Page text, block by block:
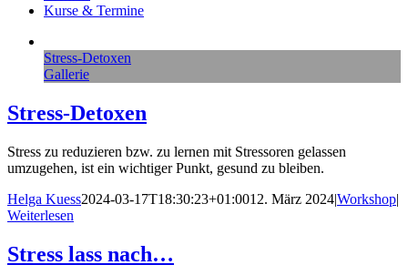
Kurse & Termine
Stress-Detoxen
Gallerie
Stress-Detoxen
Stress zu reduzieren bzw. zu lernen mit Stressoren gelassen
umzugehen, ist ein wichtiger Punkt, gesund zu bleiben.
Helga Kuess2024-03-17T18:30:23+01:0012. März 2024|Workshop|
Weiterlesen
Stress lass nach…